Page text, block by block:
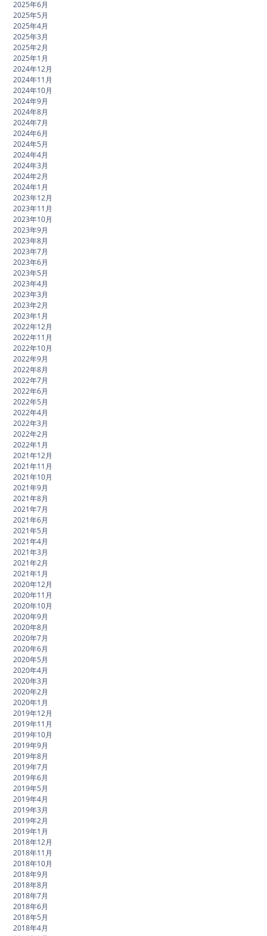
2025年6月
2025年5月
2025年4月
2025年3月
2025年2月
2025年1月
2024年12月
2024年11月
2024年10月
2024年9月
2024年8月
2024年7月
2024年6月
2024年5月
2024年4月
2024年3月
2024年2月
2024年1月
2023年12月
2023年11月
2023年10月
2023年9月
2023年8月
2023年7月
2023年6月
2023年5月
2023年4月
2023年3月
2023年2月
2023年1月
2022年12月
2022年11月
2022年10月
2022年9月
2022年8月
2022年7月
2022年6月
2022年5月
2022年4月
2022年3月
2022年2月
2022年1月
2021年12月
2021年11月
2021年10月
2021年9月
2021年8月
2021年7月
2021年6月
2021年5月
2021年4月
2021年3月
2021年2月
2021年1月
2020年12月
2020年11月
2020年10月
2020年9月
2020年8月
2020年7月
2020年6月
2020年5月
2020年4月
2020年3月
2020年2月
2020年1月
2019年12月
2019年11月
2019年10月
2019年9月
2019年8月
2019年7月
2019年6月
2019年5月
2019年4月
2019年3月
2019年2月
2019年1月
2018年12月
2018年11月
2018年10月
2018年9月
2018年8月
2018年7月
2018年6月
2018年5月
2018年4月